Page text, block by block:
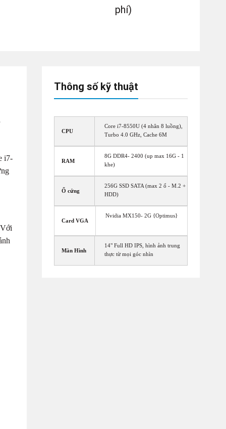
phí)
i7-
Thông số kỹ thuật
CPU
Core i7-8550U (4 nhân 8 luồng),
Turbo 4.0 GHz, Cache 6M
RAM
8G DDR4- 2400 (up max 16G - 1
khe)
Ổ cứng
256G SSD SATA (max 2 ổ - M.2 +
HDD)
Card VGA
Nvidia MX150- 2G {Optimus}
Màn Hình
14" Full HD IPS, hình ảnh trung
thực từ mọi góc nhìn